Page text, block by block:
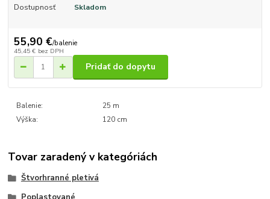
Dostupnosť Skladom
55,90 €/balenie
45,45 € bez DPH
Pridať do dopytu
Balenie:
25 m
Výška:
120 cm
Tovar zaradený v kategóriách
Štvorhranné pletivá